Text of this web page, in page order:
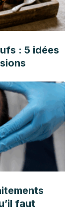
: 5 idées
faut